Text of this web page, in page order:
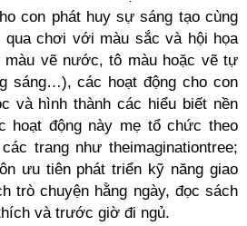
con phát huy sự sáng tạo cùng
chơi với màu sắc và hội họa
vẽ nước, tô màu hoặc vẽ tự
sáng…), các hoạt động cho con
và hình thành các hiểu biết nền
hoạt động này mẹ tổ chức theo
trang như theimaginationtree;
ưu tiên phát triển kỹ năng giao
trò chuyện hằng ngày, đọc sách
và trước giờ đi ngủ.